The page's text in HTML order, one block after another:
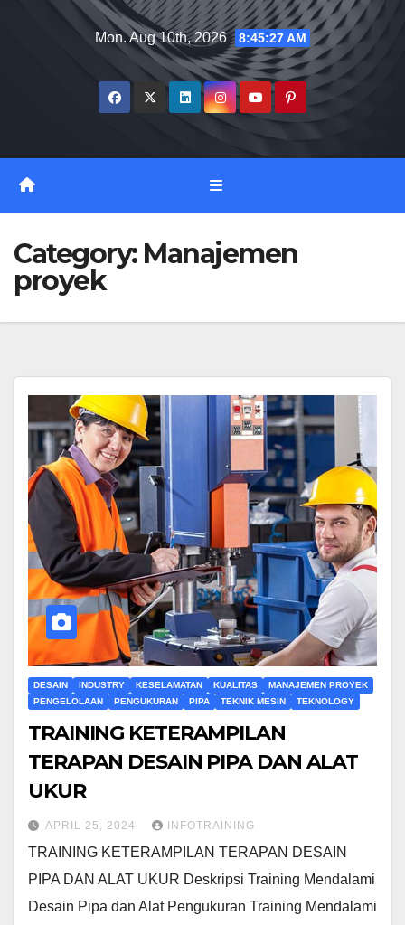
Mon. Aug 10th, 2026 8:45:29 AM
Category: Manajemen
proyek
DESAIN INDUSTRY KESELAMATAN KUALITAS
MANAJEMEN PROYEK
PENGELOLAAN
PENGUKURAN PIPA TEKNIK MESIN TEKNOLOGY
TRAINING KETERAMPILAN
TERAPAN DESAIN PIPA DAN ALAT
UKUR
APRIL 25, 2024 INFOTRAINING
TRAINING KETERAMPILAN TERAPAN DESAIN
PIPA DAN ALAT UKUR Deskripsi Training Mendalami
Desain Pipa dan Alat Pengukuran Training Mendalami